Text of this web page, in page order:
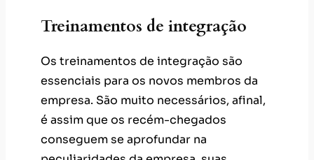
Treinamentos de integração
Os treinamentos de integração são
essenciais para os novos membros da
empresa. São muito necessários, afinal,
é assim que os recém-chegados
conseguem se aprofundar na